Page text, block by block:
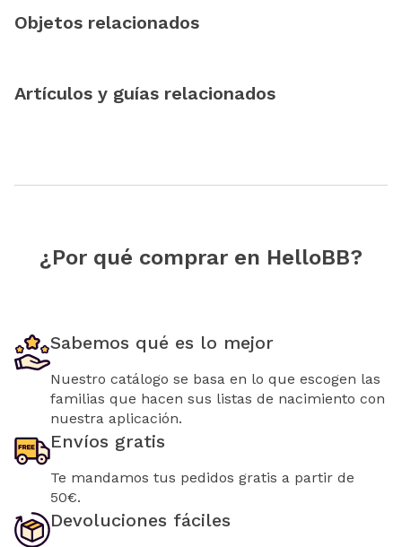
Objetos relacionados
Artículos y guías relacionados
¿Por qué comprar en HelloBB?
Sabemos qué es lo mejor
Nuestro catálogo se basa en lo que escogen las
familias que hacen sus listas de nacimiento con
nuestra aplicación.
Envíos gratis
Te mandamos tus pedidos gratis a partir de
50€.
Devoluciones fáciles